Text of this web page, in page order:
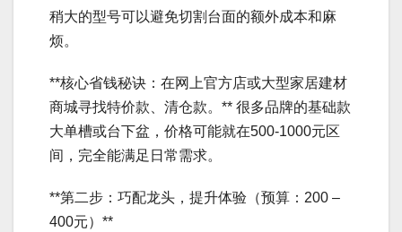
稍大的型号可以避免切割台面的额外成本和麻
烦。
**核心省钱秘诀：在网上官方店或大型家居建材
商城寻找特价款、清仓款。** 很多品牌的基础款
大单槽或台下盆，价格可能就在500-1000元区
间，完全能满足日常需求。
**第二步：巧配龙头，提升体验（预算：200 –
400元）**